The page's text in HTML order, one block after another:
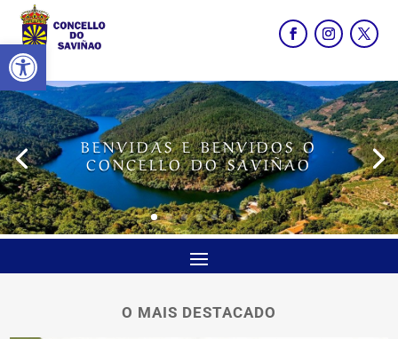
Abrir barra de ferramentas
BENVIDAS E BENVIDOS O
CONCELLO DO SAVIÑAO
O MAIS DESTACADO